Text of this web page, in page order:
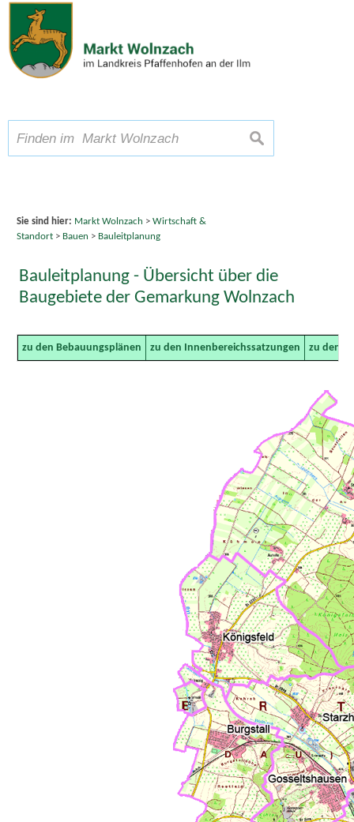
Zum Inhalt,zur Navigation
Schriftgröße A A A suchen
Sie sind hier: Markt Wolnzach > Wirtschaft &
Standort> Bauen > Bauleitplanung
Bauleitplanung - Übersicht über die
Baugebiete der Gemarkung Wolnzach
zu den Bebauungsplänen zu den Innenbereichssatzungen zu den